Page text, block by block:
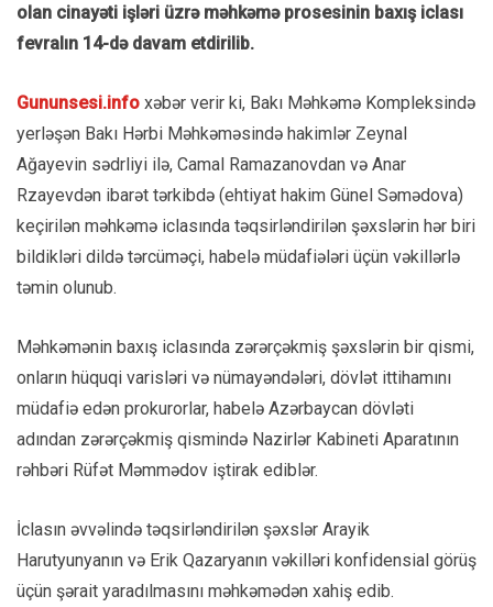
olan cinayəti işləri üzrə məhkəmə prosesinin baxış iclası
fevralın 14-də davam etdirilib.
Gununsesi.info xəbər verir ki, Bakı Məhkəmə Kompleksində
yerləşən Bakı Hərbi Məhkəməsində hakimlər Zeynal
Ağayevin sədrliyi ilə, Camal Ramazanovdan və Anar
Rzayevdən ibarət tərkibdə (ehtiyat hakim Günel Səmədova)
keçirilən məhkəmə iclasında təqsirləndirilən şəxslərin hər biri
bildikləri dildə tərcüməçi, habelə müdafiələri üçün vəkillərlə
təmin olunub.
Məhkəmənin baxış iclasında zərərçəkmiş şəxslərin bir qismi,
onların hüquqi varisləri və nümayəndələri, dövlət ittihamını
müdafiə edən prokurorlar, habelə Azərbaycan dövləti
adından zərərçəkmiş qismində Nazirlər Kabineti Aparatının
rəhbəri Rüfət Məmmədov iştirak ediblər.
İclasın əvvəlində təqsirləndirilən şəxslər Arayik
Harutyunyanın və Erik Qazaryanın vəkilləri konfidensial görüş
üçün şərait yaradılmasını məhkəmədən xahiş edib.